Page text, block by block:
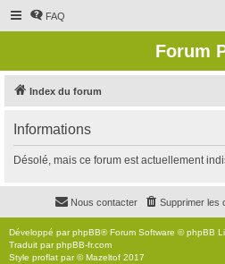
FAQ
Forum
Index du forum
Informations
Désolé, mais ce forum est actuellement
Supprimer les
Nous contacter
Développé parphpBB® Forum Software © phpBB
Traduit parphpBB-fr.com
Style proflat par ©Mazeltof 2017